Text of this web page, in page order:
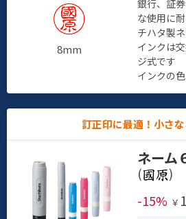
8mm
銀行、証
な使用に
チハタ製ネ
インクは
ジ式です
インクの色
訂正印に最適！小さ
ネーム
(
)
-15% ￥